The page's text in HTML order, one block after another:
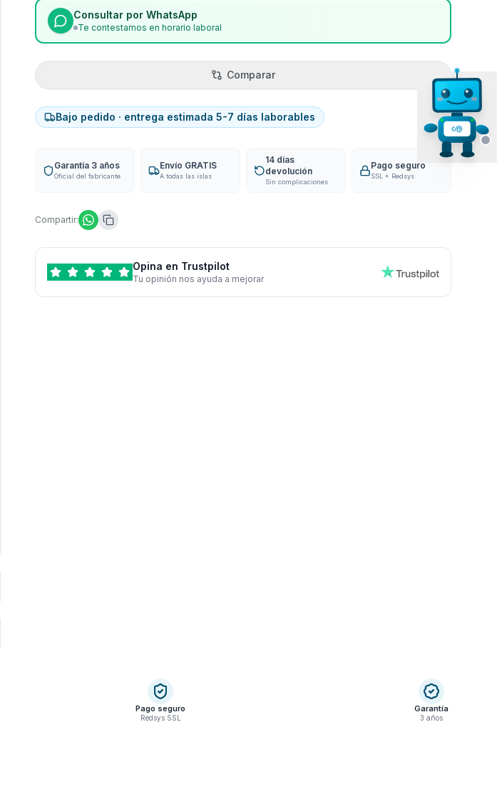
Consultar por WhatsApp
Te contestamos en horario laboral
Comparar
Bajo pedido · entrega estimada 5-7 días laborables
Garantía 3 años
Oficial del fabricante
Envío GRATIS
A todas las islas
14 días
devolución
Sin complicaciones
Pago seguro
SSL + Redsys
Compartir:
Opina en Trustpilot
Tu opinión nos ayuda a mejorar
Pago seguro
Redsys SSL
Garantía
3 años